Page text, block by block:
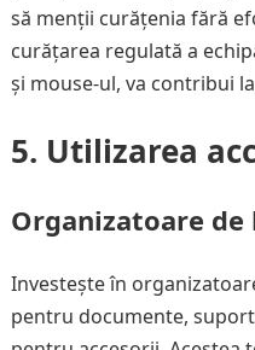
să menții curățenia fără
curățarea regulată a
și mouse-ul, va contribui
5. Utilizarea
Organizatoare de
Investește în
pentru documente,